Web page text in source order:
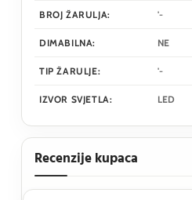
BROJ ŽARULJA: '-
DIMABILNA: NE
TIP ŽARULJE: '-
IZVOR SVJETLA: LED
Recenzije kupaca